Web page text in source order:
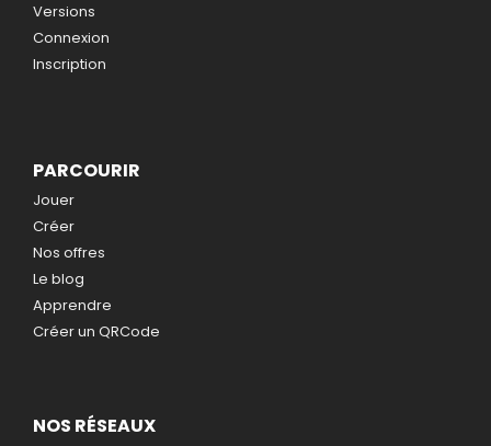
Versions
Connexion
Inscription
PARCOURIR
Jouer
Créer
Nos offres
Le blog
Apprendre
Créer un QRCode
NOS RÉSEAUX